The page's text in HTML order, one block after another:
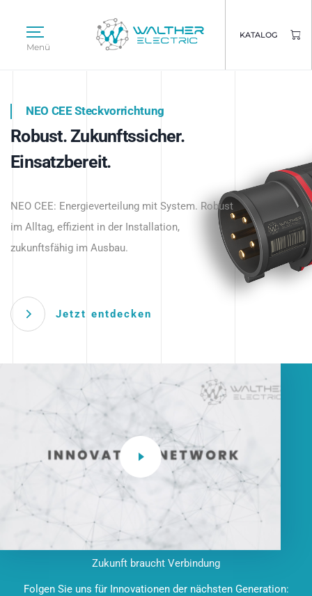
Menü
KATALOG
Intelligente Stromverteilung
beginnt hier.
NEO CEE Steckvorrichtung
Robust. Zukunftssicher.
Einsatzbereit.
NEO CEE: Energieverteilung mit System. Robust
im Alltag, effizient in der Installation,
zukunftsfähig im Ausbau.
Jetzt entdecken
Intelligenz trifft Energie.
Anwendungen – robust, IP-geschützt und
zukunftsfähig.
Zukunft braucht Verbindung
Folgen Sie uns für Innovationen der nächsten Generation: